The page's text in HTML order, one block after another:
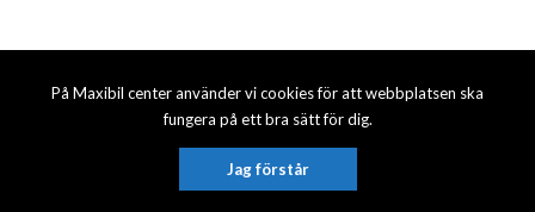
På Maxibil center använder vi cookies för att webbplatsen ska
fungera på ett bra sätt för dig.
Jag förstår